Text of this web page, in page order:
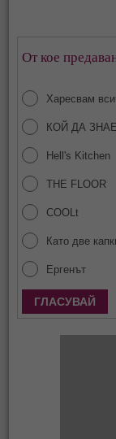
От кое
Харесвам
КОЙ ДА
Hell's Kitchen
THE FLOOR
COOLt
Като две
Ергенът